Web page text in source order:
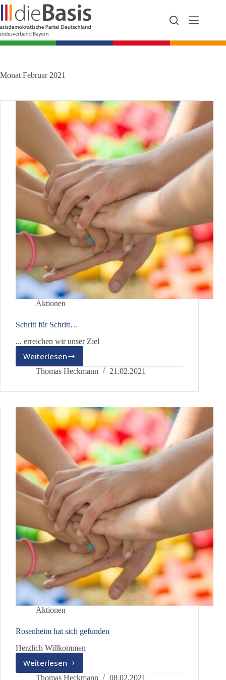
Zum
Inhalt
springen
Monat Februar 2021
Aktionen
Schritt für Schritt…
... erreichen wir unser Ziel
Weiterlesen
Schritt
für
Thomas Heckmann 21.02.2021
Aktionen
Rosenheim hat sich gefunden
Herzlich Willkommen
WeiterlesenRosenheim
hat
Thomas Heckmann 08.02.2021